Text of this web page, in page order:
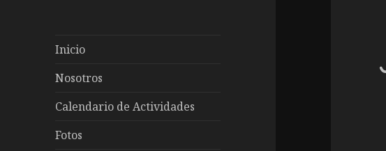
Inicio
Nosotros
Calendario de Actividades
Fotos